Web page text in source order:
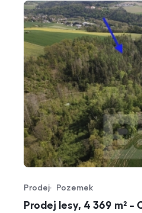
Prodej lesy, 4 369 m² -
Typ nabídky
Prodej
Typ nemovitosti
Pozemek